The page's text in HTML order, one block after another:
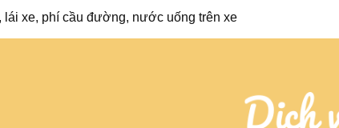
lái xe, phí cầu đường, nước uống trên xe